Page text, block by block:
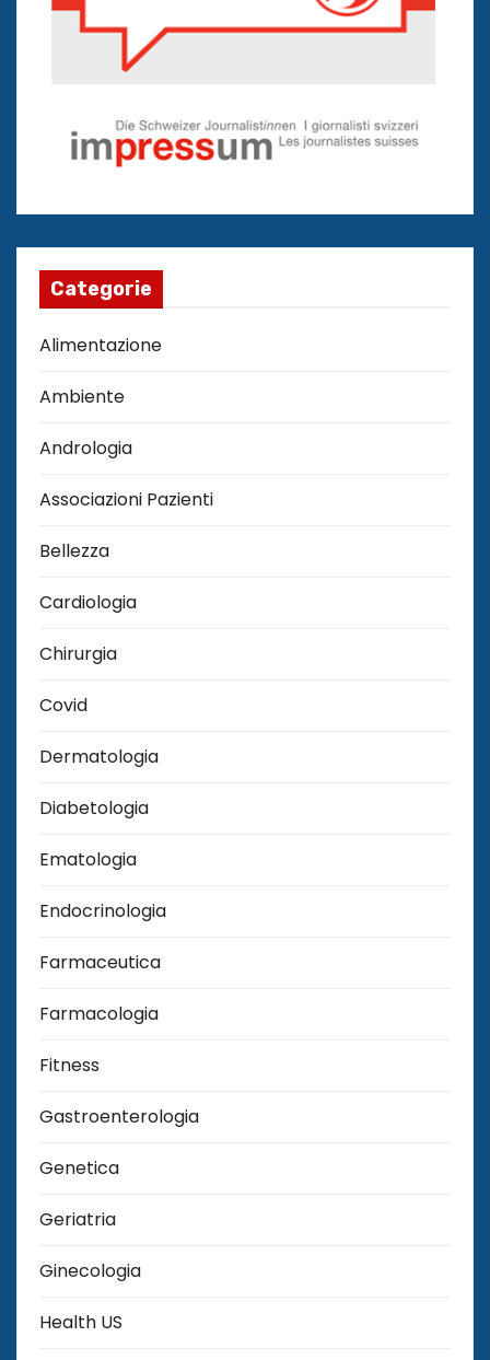
Categorie
Alimentazione
Ambiente
Andrologia
Associazioni Pazienti
Bellezza
Cardiologia
Chirurgia
Covid
Dermatologia
Diabetologia
Ematologia
Endocrinologia
Farmaceutica
Farmacologia
Fitness
Gastroenterologia
Genetica
Geriatria
Ginecologia
Health US